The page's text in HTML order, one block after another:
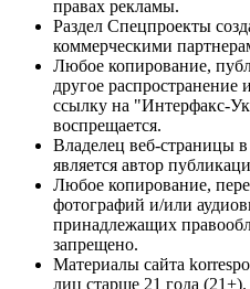
правах рекламы.
Раздел Спецпроекты
коммерческими
Любое копирование,
другое
ссылку на "Интерфакс-
воспрещается.
Владелец веб-страницы
является автор
Любое копирование,
фотографий и/или
принадлежащих
запрещено.
Материалы сайта
лиц старше 21 года